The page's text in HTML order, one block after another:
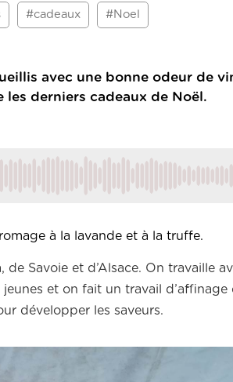
#cadeaux #Noel
avec une bonne odeur de
les derniers cadeaux de Noël.
à la lavande et à la truffe.
Savoie et d’Alsace. On travaille
et on fait un travail d’affinage
développer les saveurs.